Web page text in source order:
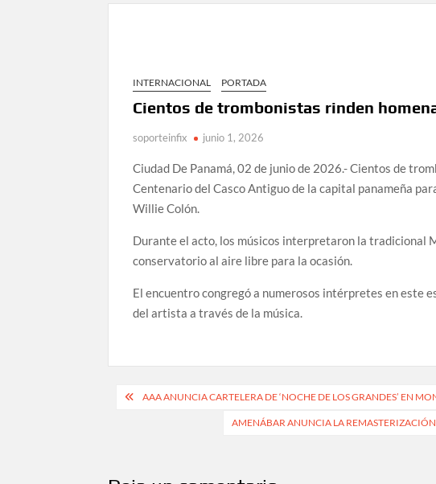
INTERNACIONAL PORTADA
Cientos de trombonistas rinden
soporteinfix junio 1, 2026
Ciudad De Panamá, 02 de junio de 2026.- Cientos de
Centenario del Casco Antiguo de la capital panameña
Willie Colón.
Durante el acto, los músicos interpretaron la tradicional
conservatorio al aire libre para la ocasión.
El encuentro congregó a numerosos intérpretes en este
del artista a través de la música.
Navegación
AAA ANUNCIA CARTELERA DE ‘NOCHE DE LOS GRANDES’ EN
AMENÁBAR ANUNCIA LA